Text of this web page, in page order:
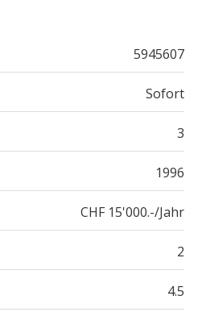
5945607
Sofort
3
1996
CHF 15'000.-/Jahr
2
4.5